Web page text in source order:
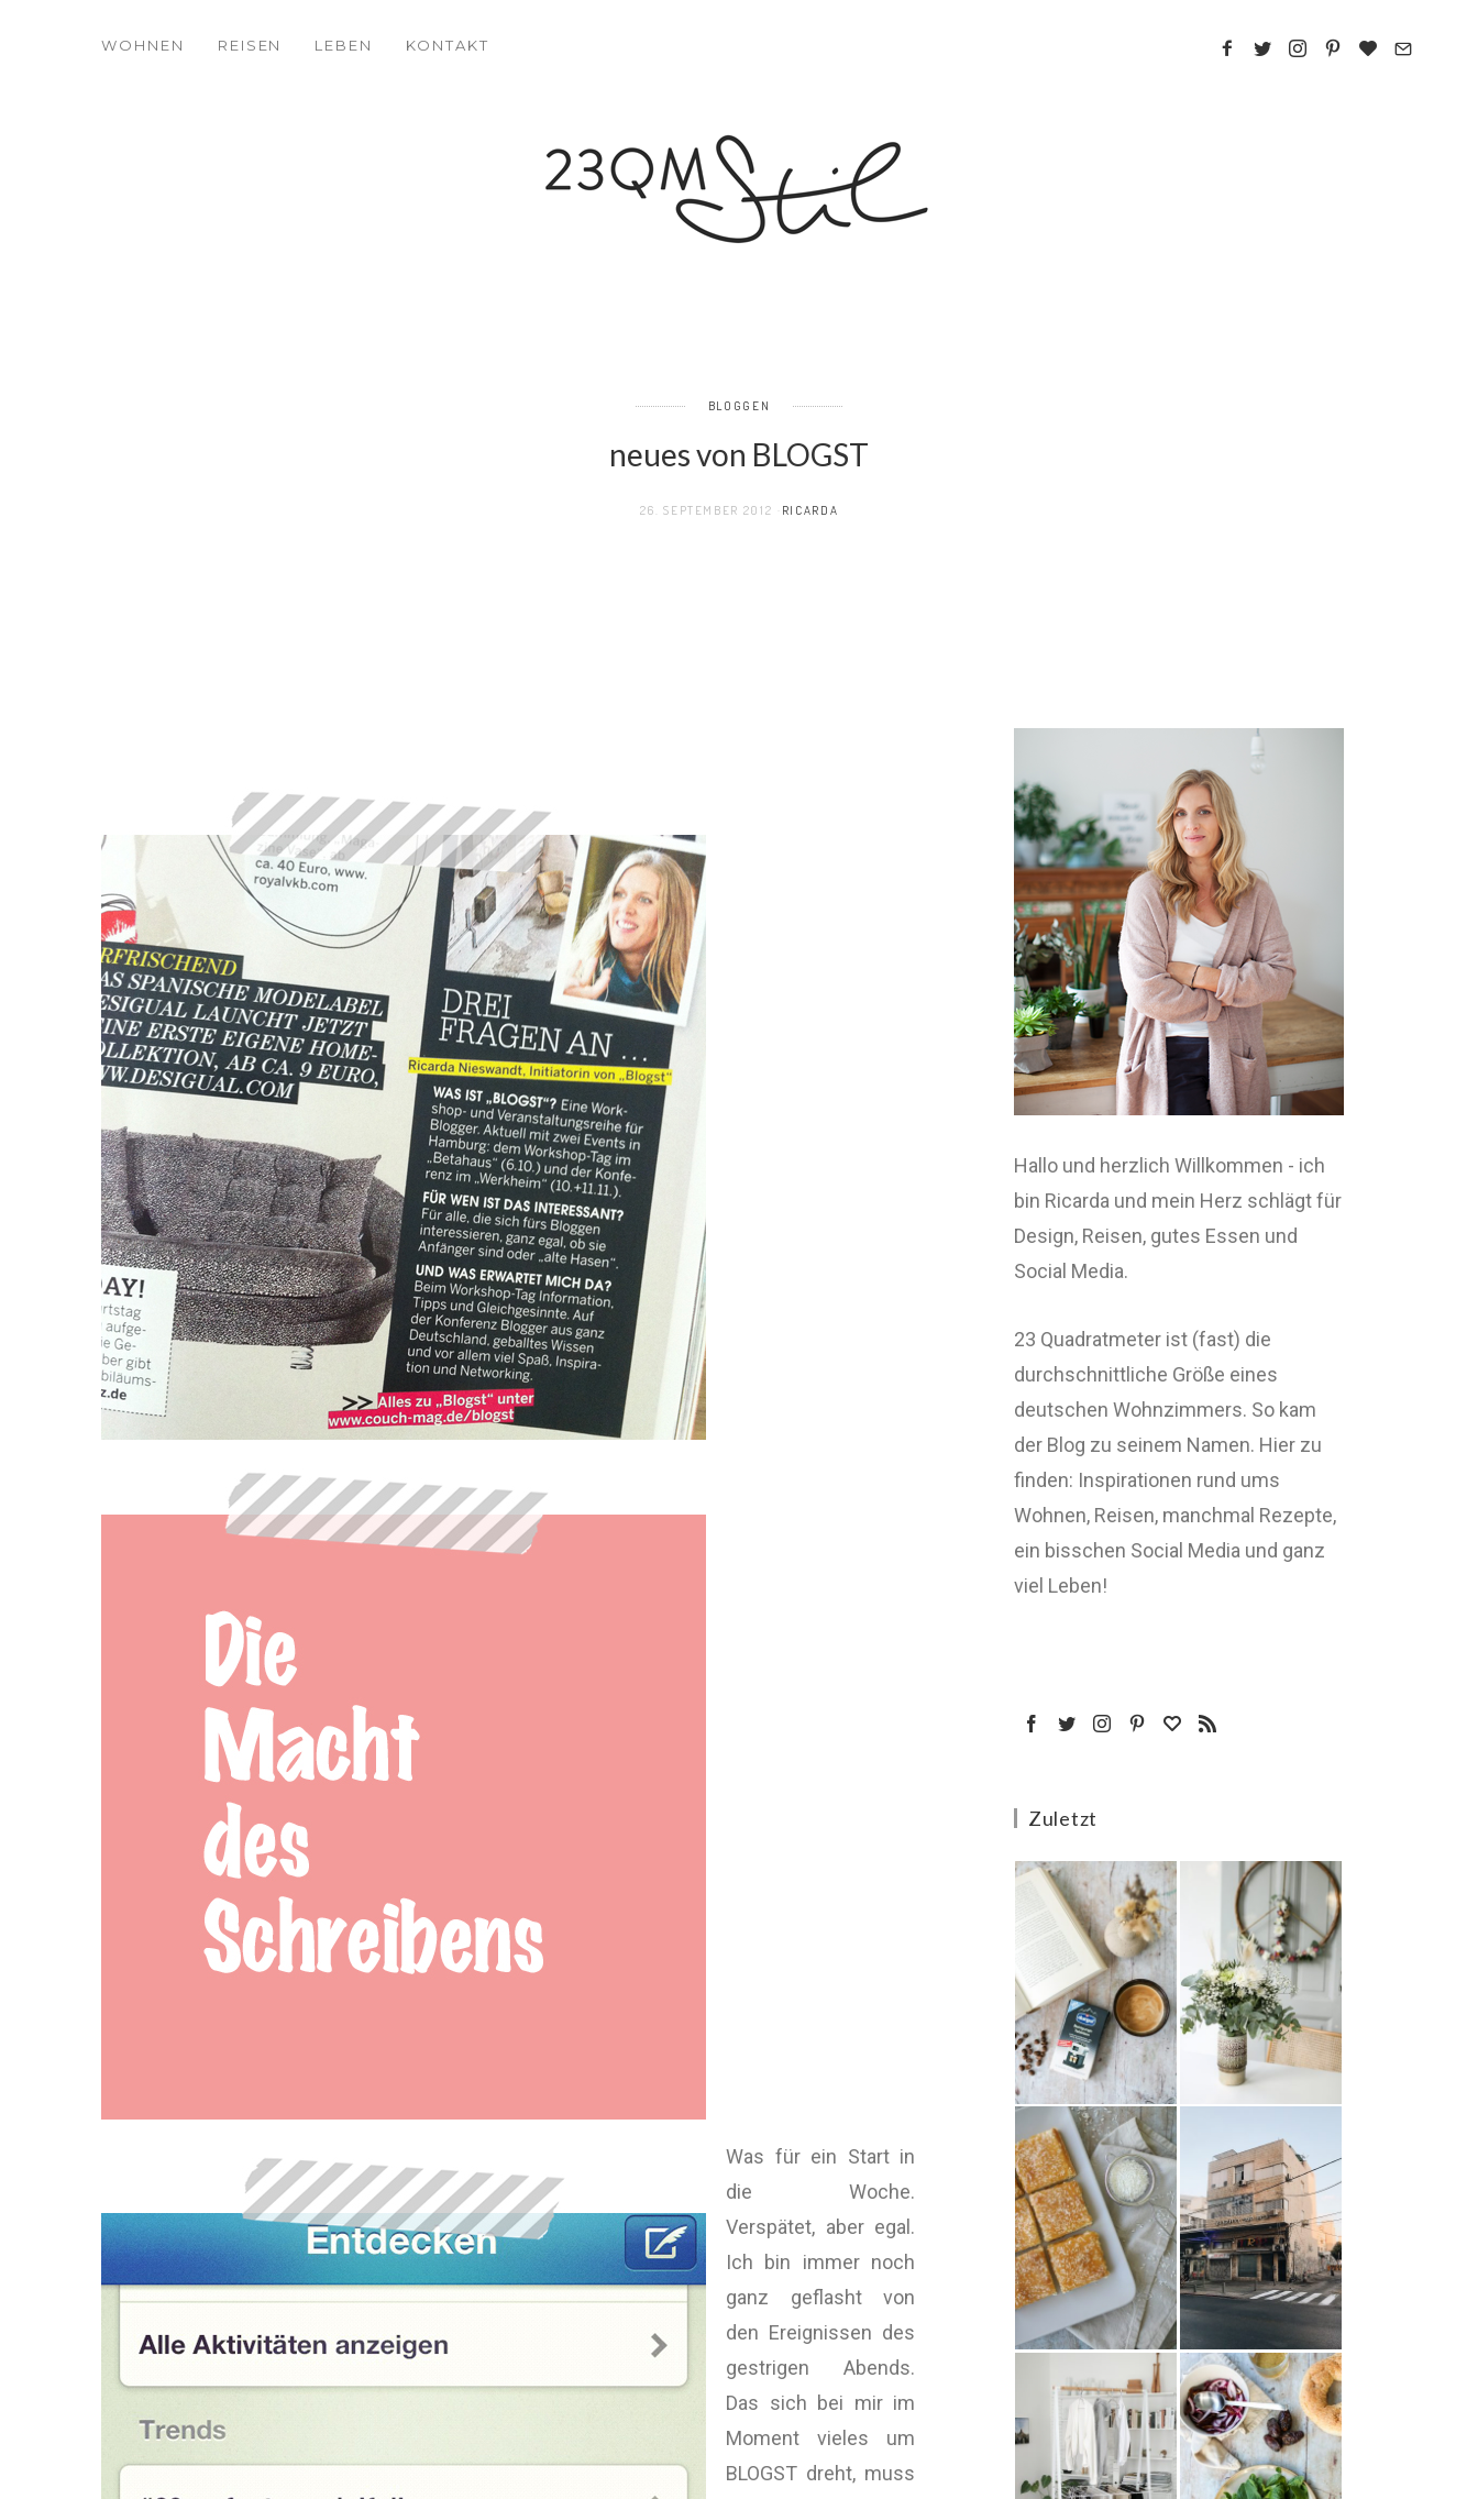
WOHNEN REISEN LEBEN KONTAKT
BLOGGEN
neues von BLOGST
26. SEPTEMBER 2012 RICARDA
Was für ein Start in
die Woche.
Verspätet, aber egal.
Ich bin immer noch
ganz geflasht von
den Ereignissen des
gestrigen Abends.
Das sich bei mir im
Moment vieles um
BLOGST dreht, muss
Hallo und herzlich Willkommen - ich
bin Ricarda und mein Herz schlägt für
Design, Reisen, gutes Essen und
Social Media.
23 Quadratmeter ist (fast) die
durchschnittliche Größe eines
deutschen Wohnzimmers. So kam
der Blog zu seinem Namen. Hier zu
finden: Inspirationen rund ums
Wohnen, Reisen, manchmal Rezepte,
ein bisschen Social Media und ganz
viel Leben!
Zuletzt